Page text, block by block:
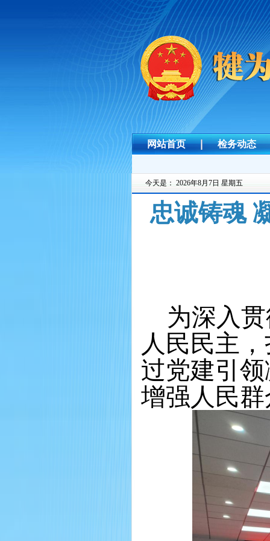
网站首页 检务动态
今天是： 2026年8月7日 星期五
忠诚铸魂
为深入
人民民主
过党建引
增强人民